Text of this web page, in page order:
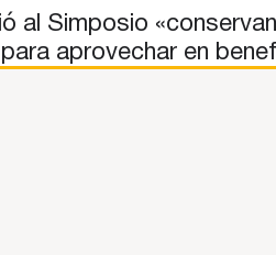
al Simposio
aprovechar en